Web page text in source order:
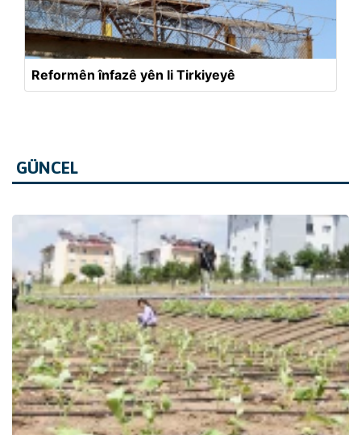
Reformên înfazê yên li Tirkiyeyê
GÜNCEL